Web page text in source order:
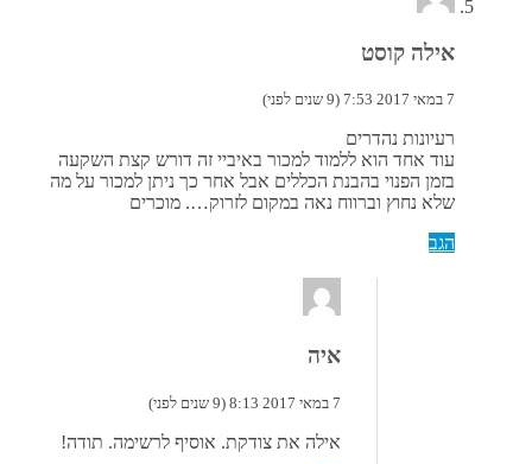
אילה קוסט
7 במאי 2017 7:53 (9 שנים לפני)
רעיונות נהדרים
עוד אחד הוא ללמוד למכור באיביי זה דורש קצת השקעה
בזמן הפנוי בהבנת הכללים אבל אחר כך ניתן למכור על מה
שלא נחוץ וברווח נאה במקום לזרוק…. מוכרים
הגב
איה
7 במאי 2017 8:13 (9 שנים לפני)
אילה את צודקת. אוסיף לרשימה. תודה!